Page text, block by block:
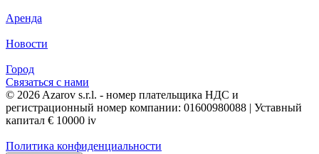
Аренда
Новости
Город
Связаться с нами
© 2026 Azarov s.r.l. - номер плательщика НДС и
регистрационный номер компании: 01600980088 | Уставный
капитал € 10000 iv
Политика конфиденциальности